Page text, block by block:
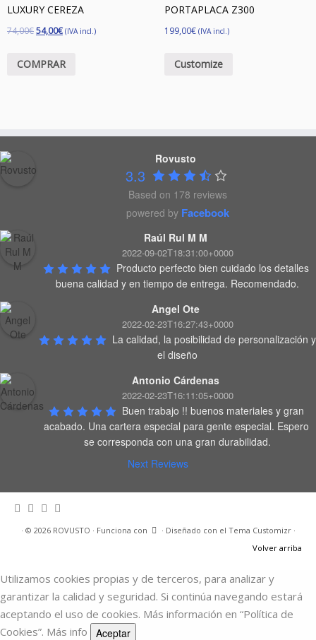
LUXURY CEREZA
74,00€54,00€ (IVA incl.)
COMPRAR
PORTAPLACA Z300
199,00€ (IVA incl.)
Customize
Rovusto
3.3
Based on 178 reviews
powered by Facebook
Raúl Rul M M
2022-09-02T18:31:00+0000
Producto perfecto bien cuidado los detalles
buena calidad y en tiempo de entrega. Recomendado.
Angel Ote
2022-02-23T16:27:43+0000
La calidad, la posibilidad de personalización y
el diseño
Antonio Cárdenas
2022-02-23T16:11:05+0000
Buen trabajo !! buenos materiales y gran
acabado. Una cartera especial para gente especial. Espero
se corresponda con una gran durabilidad.
Next Reviews
· © 2026 ROVUSTO · Funciona con · Diseñado con el Tema Customizr·
Volver arriba
Utilizamos cookies propias y de terceros, para analizar y
garantizar la calidad y seguridad. Si continúa navegando estará
aceptando el uso de cookies. Más información en “Política de
Cookies”. Más info Aceptar